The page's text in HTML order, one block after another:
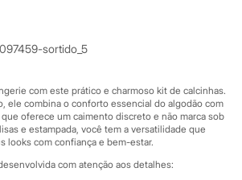
sortido_5
com este prático e charmoso kit de calcinhas.
ele combina o conforto essencial do algodão com
oferece um caimento discreto e não marca sob
e estampada, você tem a versatilidade que
looks com confiança e bem-estar.
com atenção aos detalhes: